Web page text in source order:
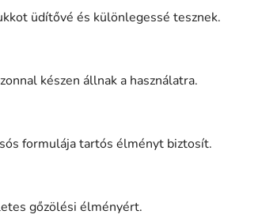
üdítővé és különlegessé tesznek.
készen állnak a használatra.
formulája tartós élményt biztosít.
gőzölési élményért.